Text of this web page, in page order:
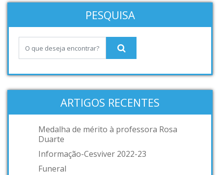
PESQUISA
ARTIGOS RECENTES
Medalha de mérito à professora Rosa
Duarte
Informação-Cesviver 2022-23
Funeral